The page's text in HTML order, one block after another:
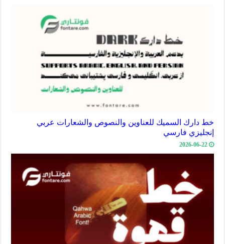
خط دارك السميك للعناوين والنصوص والشعارات عربي
إنجليزي فارسي
2026-06-22